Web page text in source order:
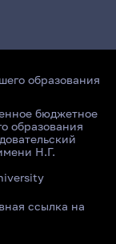
образования
бюджетное
образования
Н.Г.
ссылка на